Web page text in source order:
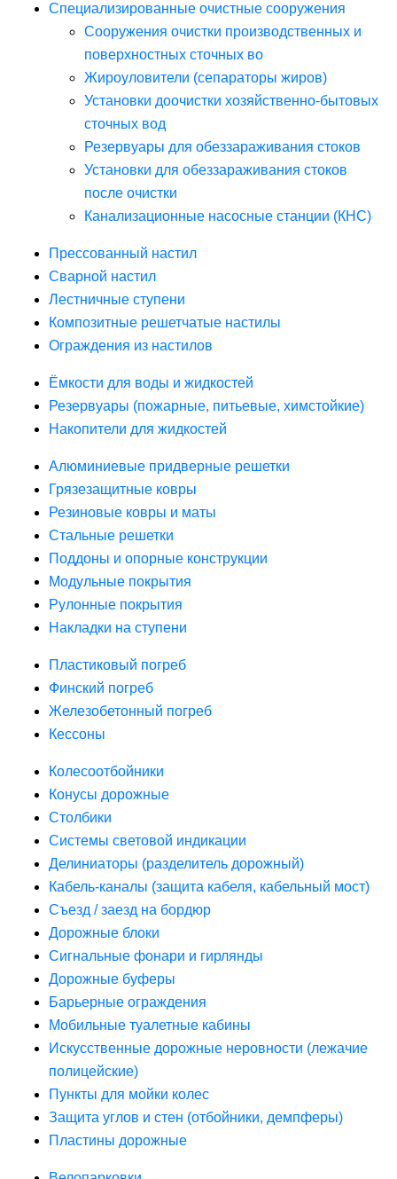
Специализированные очистные сооружения
Сооружения очистки производственных и
поверхностных сточных во
Жироуловители (сепараторы жиров)
Установки доочистки хозяйственно-бытовых
сточных вод
Резервуары для обеззараживания стоков
Установки для обеззараживания стоков
после очистки
Канализационные насосные станции (КНС)
Прессованный настил
Сварной настил
Лестничные ступени
Композитные решетчатые настилы
Ограждения из настилов
Ёмкости для воды и жидкостей
Резервуары (пожарные, питьевые, химстойкие)
Накопители для жидкостей
Алюминиевые придверные решетки
Грязезащитные ковры
Резиновые ковры и маты
Стальные решетки
Поддоны и опорные конструкции
Модульные покрытия
Рулонные покрытия
Накладки на ступени
Пластиковый погреб
Финский погреб
Железобетонный погреб
Кессоны
Колесоотбойники
Конусы дорожные
Столбики
Системы световой индикации
Делиниаторы (разделитель дорожный)
Кабель-каналы (защита кабеля, кабельный мост)
Съезд / заезд на бордюр
Дорожные блоки
Сигнальные фонари и гирлянды
Дорожные буферы
Барьерные ограждения
Мобильные туалетные кабины
Искусственные дорожные неровности (лежачие
полицейские)
Пункты для мойки колес
Защита углов и стен (отбойники, демпферы)
Пластины дорожные